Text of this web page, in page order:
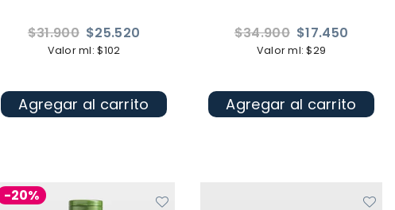
Precio
habitual
$31.900 $25.520
Valor ml: $102
Agregar al carrito
Precio
habitual
$34.900 $17.450
Valor ml: $29
Agregar al carrito
-20%